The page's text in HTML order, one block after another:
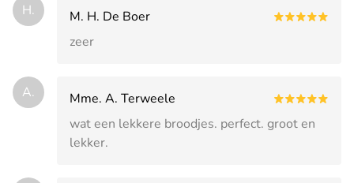
H.
M. H. De Boer
zeer
A.
Mme. A. Terweele
wat een lekkere broodjes. perfect. groot en
lekker.